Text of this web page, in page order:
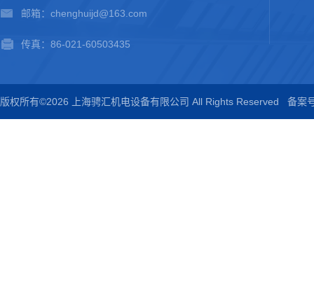
邮箱：chenghuijd@163.com
传真：86-021-60503435
版权所有©2026 上海骋汇机电设备有限公司 All Rights Reserved 备案